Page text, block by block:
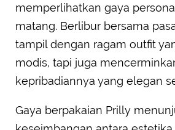
memperlihatkan gaya
matang. Berlibur bersama
tampil dengan ragam outfit
modis, tapi juga
kepribadiannya yang elegan
Gaya berpakaian Prilly